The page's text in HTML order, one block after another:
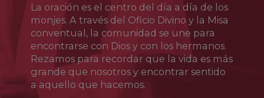
La oración es el centro del día a día de los
monjes. A través del Oficio Divino y la Misa
conventual, la comunidad se une para
encontrarse con Dios y con los hermanos.
Rezamos para recordar que la vida es más
grande que nosotros y encontrar sentido
a aquello que hacemos.